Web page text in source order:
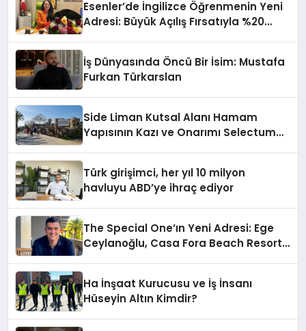
Esenler’de İngilizce Öğrenmenin Yeni
Adresi: Büyük Açılış Fırsatıyla %20
İş Dünyasında Öncü Bir İsim: Mustafa
Furkan Türkarslan
Side Liman Kutsal Alanı Hamam
Yapısının Kazı ve Onarımı Selectum
Türk girişimci, her yıl 10 milyon
havluyu ABD’ye ihraç ediyor
The Special One’ın Yeni Adresi: Ege
Ceylanoğlu, Casa Fora Beach Resort
Ha İnşaat Kurucusu ve İş İnsanı
Hüseyin Altın Kimdir?